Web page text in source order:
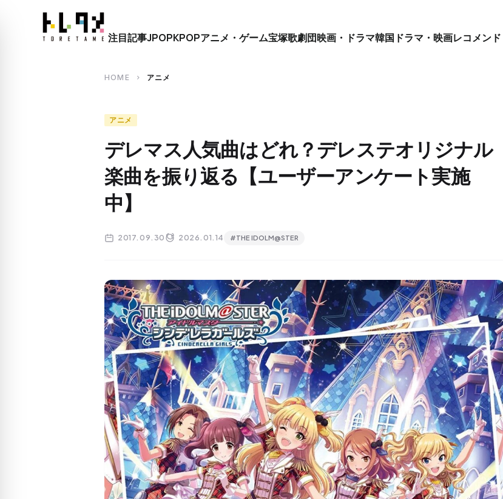
close
注目記事JPOPKPOPアニメ・ゲーム宝塚歌劇団映画・ドラマ韓国ドラマ・映画レコメンド
HOME chevron_right アニメ
アニメ
デレマス人気曲はどれ？デレステオリジナル
楽曲を振り返る【ユーザーアンケート実施
中】
2017.09.30 2026.01.14 #THE IDOLM@STER